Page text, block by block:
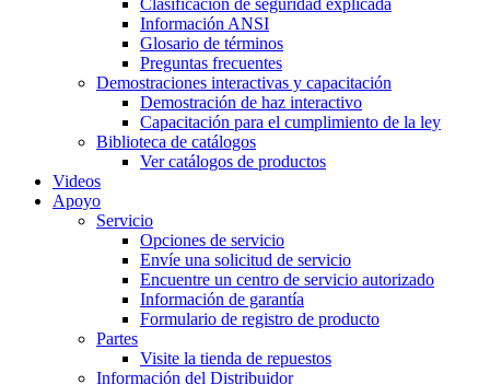
Clasificación de seguridad explicada
Información ANSI
Glosario de términos
Preguntas frecuentes
Demostraciones interactivas y capacitación
Demostración de haz interactivo
Capacitación para el cumplimiento de la ley
Biblioteca de catálogos
Ver catálogos de productos
Videos
Apoyo
Servicio
Opciones de servicio
Envíe una solicitud de servicio
Encuentre un centro de servicio autorizado
Información de garantía
Formulario de registro de producto
Partes
Visite la tienda de repuestos
Información del Distribuidor